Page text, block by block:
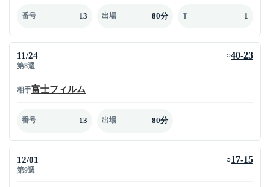
番号 13 出場 80分 T 1
11/24
第8週
○40-23
相手富士フィルム
番号 13 出場 80分
12/01
第9週
○17-15